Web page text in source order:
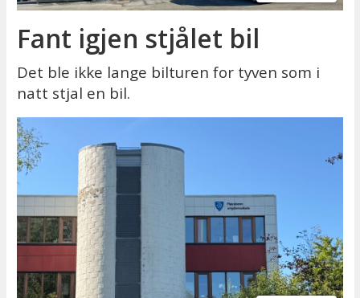
Fant igjen stjålet bil
Det ble ikke lange bilturen for tyven som i
natt stjal en bil.